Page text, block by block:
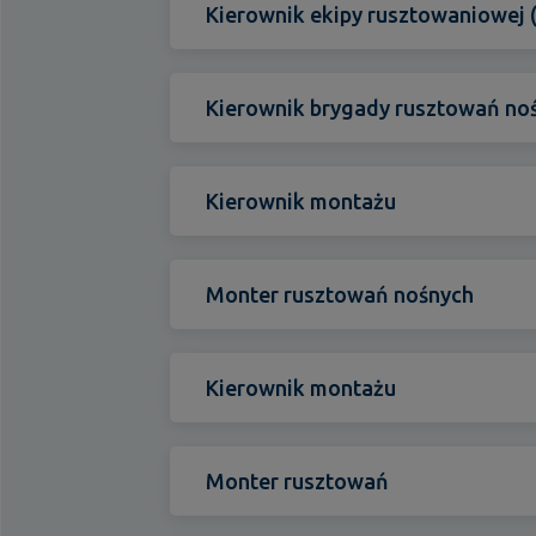
Szkolenia i badania
Kierownik ekipy rusztowaniowej
Kierownik brygady rusztowań
Kierownik montażu
Monter rusztowań nośnych
Kierownik montażu
Monter rusztowań